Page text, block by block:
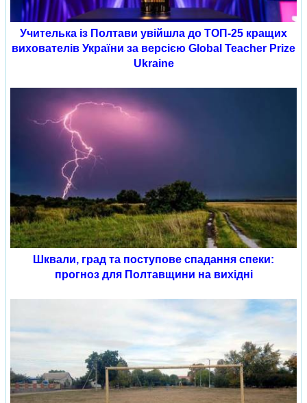
Учителька із Полтави увійшла до ТОП-25 кращих
вихователів України за версією Global Teacher Prize
Ukraine
Шквали, град та поступове спадання спеки:
прогноз для Полтавщини на вихідні